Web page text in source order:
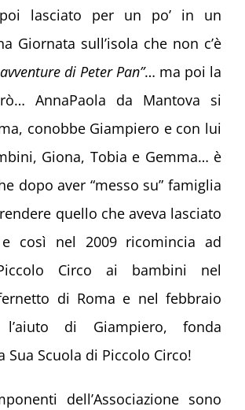
lasciato per un po’ in un
Giornata sull’isola che non c’è
di Peter Pan”… ma poi la
AnnaPaola da Mantova si
conobbe Giampiero e con lui
Giona, Tobia e Gemma… è
dopo aver “messo su” famiglia
quello che aveva lasciato
così nel 2009 ricomincia ad
Circo ai bambini nel
di Roma e nel febbraio
di Giampiero, fonda
Sua Scuola di Piccolo Circo!
dell’Associazione sono